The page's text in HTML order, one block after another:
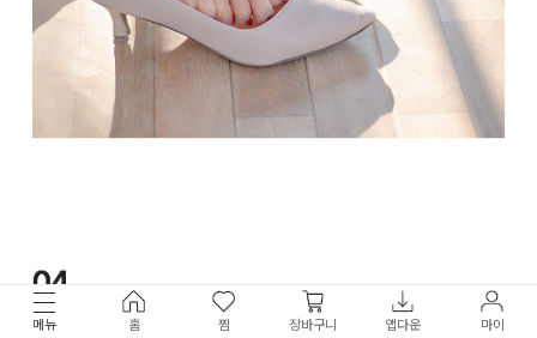
메뉴 홈 찜 장바구니 앱다운 마이